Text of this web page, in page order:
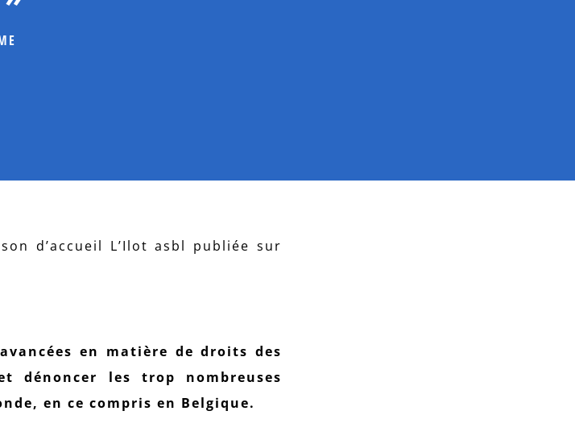
d’accueil L’Ilot asbl publiée sur
en matière de droits des
dénoncer les trop nombreuses
en ce compris en Belgique.